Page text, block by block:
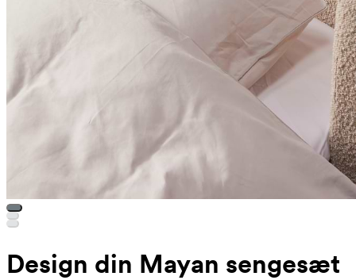
Design din Mayan sengesæt